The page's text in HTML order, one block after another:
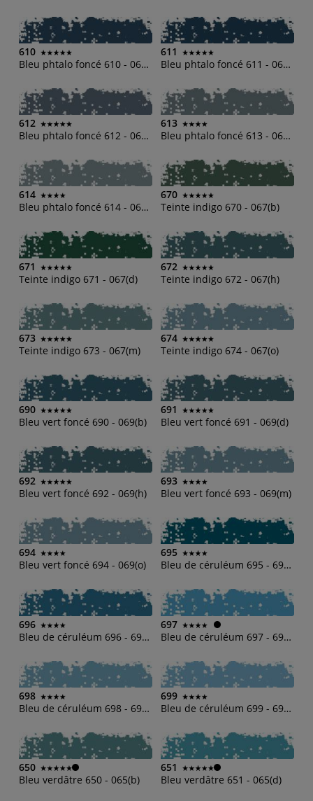
610
Bleu phtalo foncé 610 - 061(b)
611
Bleu phtalo foncé 611 - 061(d)
612
Bleu phtalo foncé 612 - 061(h)
613
Bleu phtalo foncé 613 - 061(m)
614
Bleu phtalo foncé 614 - 061(o)
670
Teinte indigo 670 - 067(b)
671
Teinte indigo 671 - 067(d)
672
Teinte indigo 672 - 067(h)
673
Teinte indigo 673 - 067(m)
674
Teinte indigo 674 - 067(o)
690
Bleu vert foncé 690 - 069(b)
691
Bleu vert foncé 691 - 069(d)
692
Bleu vert foncé 692 - 069(h)
693
Bleu vert foncé 693 - 069(m)
694
Bleu vert foncé 694 - 069(o)
695
Bleu de céruléum 695 - 690(b)
696
Bleu de céruléum 696 - 690(d)
697
Bleu de céruléum 697 - 690(h)
698
Bleu de céruléum 698 - 690(m)
699
Bleu de céruléum 699 - 690(o)
650
Bleu verdâtre 650 - 065(b)
651
Bleu verdâtre 651 - 065(d)